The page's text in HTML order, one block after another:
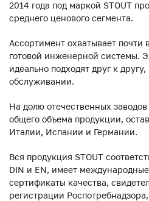
2014 года под маркой STOUT
среднего ценового сегмента.
Ассортимент охватывает почти
готовой инженерной системы.
идеально подходят друг к
обслуживании.
На долю отечественных
общего объема продукции,
Италии, Испании и Германии.
Вся продукция STOUT
DIN и EN, имеет
сертификаты качества,
регистрации